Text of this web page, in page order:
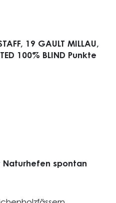
19 GAULT MILLAU,
100% BLIND Punkte
Naturhefen spontan